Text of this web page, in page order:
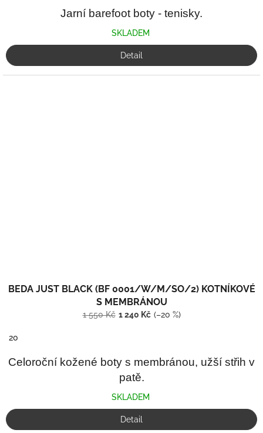
Jarní barefoot boty - tenisky.
SKLADEM
Detail
BEDA JUST BLACK (BF 0001/W/M/SO/2) KOTNÍKOVÉ
S MEMBRÁNOU
1 550 Kč 1 240 Kč (–20 %)
20
Celoroční kožené boty s membránou, užší střih v
patě.
SKLADEM
Detail